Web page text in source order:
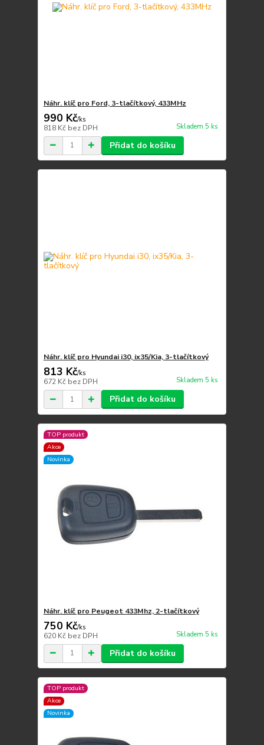
Náhr. klíč pro Ford, 3-tlačítkový, 433MHz
990 Kč/ks
818 Kč bez DPH Skladem 5 ks
Přidat do košíku
Náhr. klíč pro Hyundai i30, ix35/Kia, 3-tlačítkový
813 Kč/ks
672 Kč bez DPH Skladem 5 ks
Přidat do košíku
TOP produkt
Akce
Novinka
Náhr. klíč pro Peugeot 433Mhz, 2-tlačítkový
750 Kč/ks
620 Kč bez DPH Skladem 5 ks
Přidat do košíku
TOP produkt
Akce
Novinka